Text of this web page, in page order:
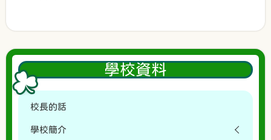
學校資料
校長的話
學校簡介